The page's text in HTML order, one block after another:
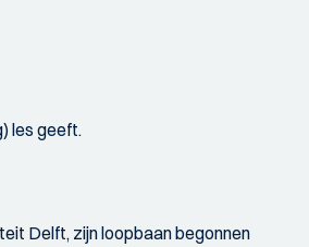
les geeft.
Delft, zijn loopbaan begonnen